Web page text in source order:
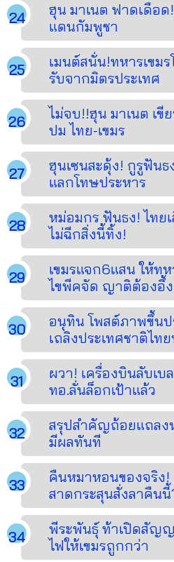
ฮุน มาเนต ฟาดเดือ
แดนกัมพูชา
เมนต์สนั่น!ทหารเขม
รับจากมิตรประเทศ
ไม่จบ!!ฮุน มาเนต เขี
ปม ไทย-เขมร
ฮุนเซนสะดุ้ง! กูรูฟันธ
แลกโทษประหาร
หม่อมกร ฟันธง! ไทย
ไม่ฉีกสิ่งนี้ทิ้ง!
เขมรแจก6แสน ให้ท
ไขพีคจัด ญาติต้องอึ้
อนุทิน โพสต์ภาพขึ้น
เถลิงประเทศชาติไท
ผวา! เครื่องบินลับเบ
ทอ.ลั่นล็อกเป้าแล้ว
สรุปสำคัญถ้อยแถลง
มีผลทันที
คืนหมาหอนของจริง!
สาดกระสุนสั่งลาคืนนี้
พีระพันธุ์ ท้าเปิดสัญ
ไฟให้เขมรถูกกว่า